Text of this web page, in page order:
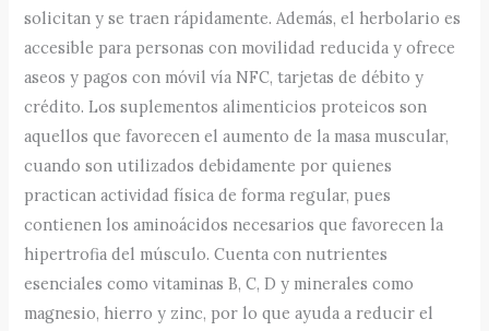
solicitan y se traen rápidamente. Además, el herbolario es
accesible para personas con movilidad reducida y ofrece
aseos y pagos con móvil vía NFC, tarjetas de débito y
crédito. Los suplementos alimenticios proteicos son
aquellos que favorecen el aumento de la masa muscular,
cuando son utilizados debidamente por quienes
practican actividad física de forma regular, pues
contienen los aminoácidos necesarios que favorecen la
hipertrofia del músculo. Cuenta con nutrientes
esenciales como vitaminas B, C, D y minerales como
magnesio, hierro y zinc, por lo que ayuda a reducir el